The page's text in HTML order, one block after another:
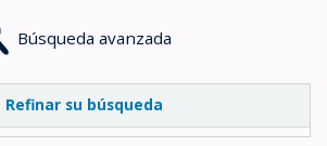
Búsqueda avanzada
Refinar su búsqueda